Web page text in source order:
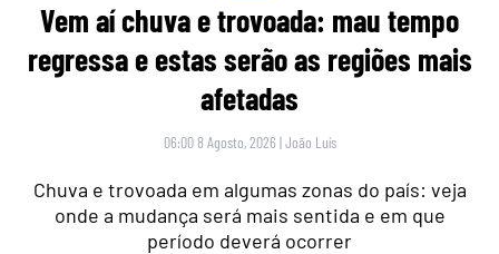
Vem aí chuva e trovoada: mau tempo
regressa e estas serão as regiões mais
afetadas
06:00 8 Agosto, 2026 |João Luís
Chuva e trovoada em algumas zonas do país: veja
onde a mudança será mais sentida e em que
período deverá ocorrer